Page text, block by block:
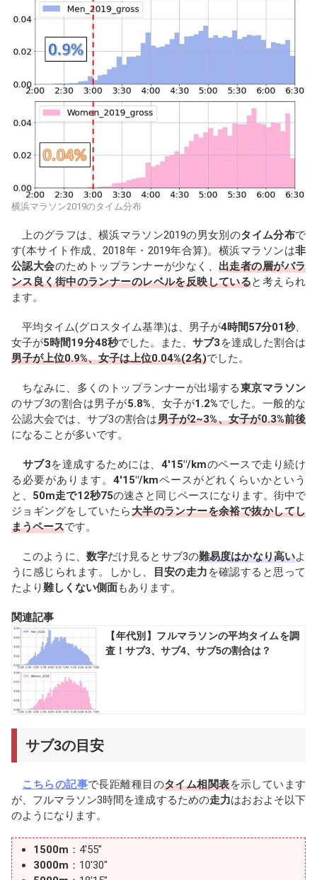
横浜マラソン2019のタイム分布
上のグラフは、横浜マラソン2019の男女別のタイム分布で
す(本サイト作成、2018年・2019年合算)。横浜マラソンは非
公認大会のためトップランナーが少なく、出走者の層がバラ
ンス良く街中のランナーのレベルを反映していると考えられ
ます。
平均タイム(グロスタイム基準)は、男子が4時間57分01秒、
女子が5時間19分48秒でした。また、サブ3 を達成した割合は
男子が上位0.9%、女子は上位0.04%(2名)でした。
ちなみに、多くのトップランナーが出場する東京マラソン
のサブ3の割合は男子が5.8%、女子が1.2%でした。一般的な
公認大会では、サブ3の割合は男子が2~3%、女子が0.3%前後
になることが多いです。
サブ3を達成するためには、 4'15"/kmのペースで走り続け
る必要があります。 4'15"/kmペースがどれくらいかという
と、 50m走で12秒75の速さと同じペースになります。街中で
ジョギングをしていたら大半のランナーを余裕で抜かしてし
まうペースです。
このように、 数字だけ見るとサブ3の難易度はかなり高いよ
うに感じられます。しかし、
目安の走力 を確認すると思って
たより難しくない側面もあります。
関連記事
【年代別】フルマラソンの平均タイムを調
査！サブ3、サブ4、サブ5の割合は？
サブ3の目安
こちらの記事で長距離種目のタイム相関表を示しています
が、フルマラソン3時間を達成するための走力はおおよそ以下
のようになります。
1500m ：4'55"
3000m ：10'30"